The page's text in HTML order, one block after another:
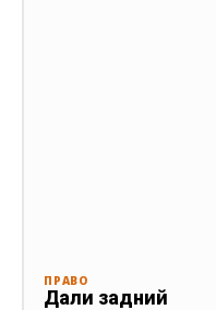
ПРАВО
Дали задний